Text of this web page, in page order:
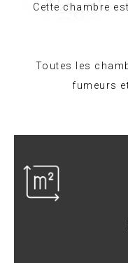
Cette chambre
Toutes les
fumeurs